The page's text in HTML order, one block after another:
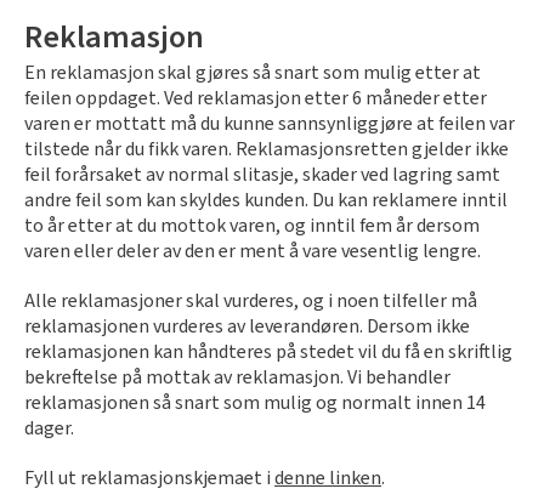
Grønn
Årets farge 2026
Fargekart
Fargekart interiør
Fargekart eksteriør
Fargekart beis
Inspirasjon til gulv
Alt du må vite om herdet tregulv
Årets gulvtrender
Laminat, klikkvinyl eller kork?
Trendy teppegulv
Se vår gulvkatalog
Gjør det selv!
Hva er tapetrapport?
Våre tapettyper
Tapetlim
Få hjelp
Finn din butikk
Kundeservice
Hjemlevering
Book interiørkonsulent
Hvordan male vegg
Hvordan male panel
Hvordan male trapp
Hvordan male tak
Vår YouTube-kanal
Få hjelp
Finn din butikk
Kundeservice
Hjemlevering
Gjør det selv!
Beise terrassen
Male huset utvendig
Hvordan bruke SiOO:X
Vår YouTube-kanal
Få hjelp
Finn din butikk
Male taket
Male kjøkkenfronter
Malersprøyte
Få hjelp
Kundeservice
Hjemlevering
Book interiørkonsulent
Inspirasjon til verktøy
Leggesett til gulv
Slipekloss for småjobber
Reparasjonssett til gulv
Gjør det selv!
Male hus
Legge parkett
Gjør det selv!
Tekstilfarge
Åpne tette avløp
Fjerne alger, mose og svartsopp
Båtpuss steg for steg
Vår YouTube-kanal
Farger til gardin
Pagunette Floral Collection X Fargerike
Få hjelp
Finn din butikk
Kundeservice
Hjemlevering
Book interiørkonsulent
Reklamasjon
En reklamasjon skal gjøres så snart som mulig etter at
feilen oppdaget. Ved reklamasjon etter 6 måneder etter
varen er mottatt må du kunne sannsynliggjøre at feilen var
tilstede når du fikk varen. Reklamasjonsretten gjelder ikke
feil forårsaket av normal slitasje, skader ved lagring samt
andre feil som kan skyldes kunden. Du kan reklamere inntil
to år etter at du mottok varen, og inntil fem år dersom
varen eller deler av den er ment å vare vesentlig lengre.
Alle reklamasjoner skal vurderes, og i noen tilfeller må
reklamasjonen vurderes av leverandøren. Dersom ikke
reklamasjonen kan håndteres på stedet vil du få en skriftlig
bekreftelse på mottak av reklamasjon. Vi behandler
reklamasjonen så snart som mulig og normalt innen 14
dager.
Fyll ut reklamasjonskjemaet idenne linken.